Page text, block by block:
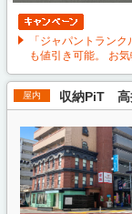
「ジャパントラン
も値引き可能。 お
屋内 収納PiT 高